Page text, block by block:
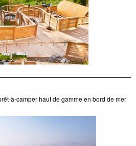
à-camper haut de gamme en bord de mer